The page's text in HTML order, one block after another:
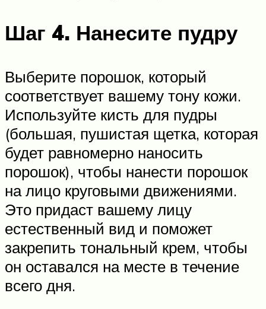
Шаг 4. Нанесите пудру
Выберите порошок, который
соответствует вашему тону кожи.
Используйте кисть для пудры
(большая, пушистая щетка, которая
будет равномерно наносить
порошок), чтобы нанести порошок
на лицо круговыми движениями.
Это придаст вашему лицу
естественный вид и поможет
закрепить тональный крем, чтобы
он оставался на месте в течение
всего дня.